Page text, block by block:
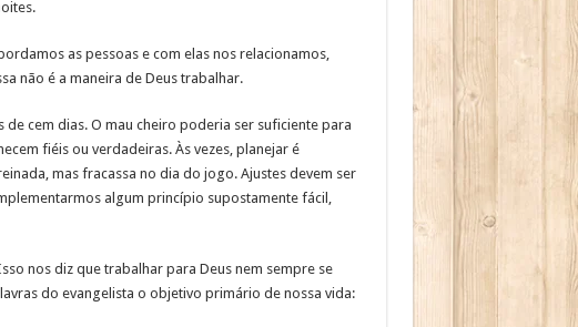
as pessoas e com elas nos relacionamos,
não é a maneira de Deus trabalhar.
cem dias. O mau cheiro poderia ser suficiente para
fiéis ou verdadeiras. Às vezes, planejar é
mas fracassa no dia do jogo. Ajustes devem ser
algum princípio supostamente fácil,
nos diz que trabalhar para Deus nem sempre se
do evangelista o objetivo primário de nossa vida: